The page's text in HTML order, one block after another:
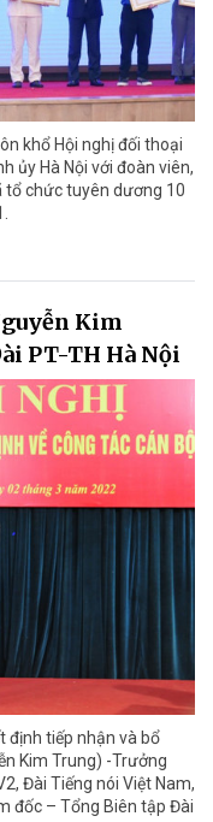
khổ Hội nghị đối thoại
ủy Hà Nội với đoàn viên,
tổ chức tuyên dương 10
Kim
PT-TH Hà Nội
định tiếp nhận và bổ
Kim Trung) -Trưởng
Đài Tiếng nói Việt Nam,
đốc – Tổng Biên tập Đài